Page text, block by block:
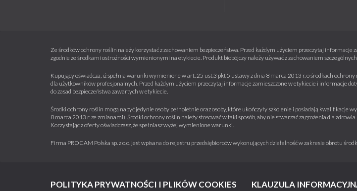
Ze środków ochrony roślin należy korzystać z zachowaniem bezpieczeństwa. Przed każdym użyciem przeczytaj
zgodnie ze środkami ostrożności wymienionymi na etykiecie. Produkt biobójczy należy używać z zachowaniem
Kupujący oświadcza, iż spełnia warunki wymienione w art. 25 ust.3 pkt 5 ustawy z dnia 8 marca 2013 r. o środkach
dla użytkowników profesjonalnych. Przed każdym użyciem przeczytaj informacje zamieszczone w etykiecie i informacje
do zasad bezpieczeństwa zawartych w etykiecie.
Środki ochrony roślin mogą nabyć jedynie osoby pełnoletnie oraz osoby, które ukończyły szkolenie i posiadają
8 marca 2013 r. ze zmianami). Środki ochrony roślin należy stosować w taki sposób, aby nie stwarzać zagrożenia dla
Korzystając z oferty oświadczasz, że spełniasz wyżej wymienione warunki.
Firma PROCAM Polska sp. z o.o. jest wpisana do rejestru przedsiębiorców wykonujących działalność w zakresie obrotu
POLITYKA PRYWATNOŚCI I PLIKÓW COOKIES KLAUZULA